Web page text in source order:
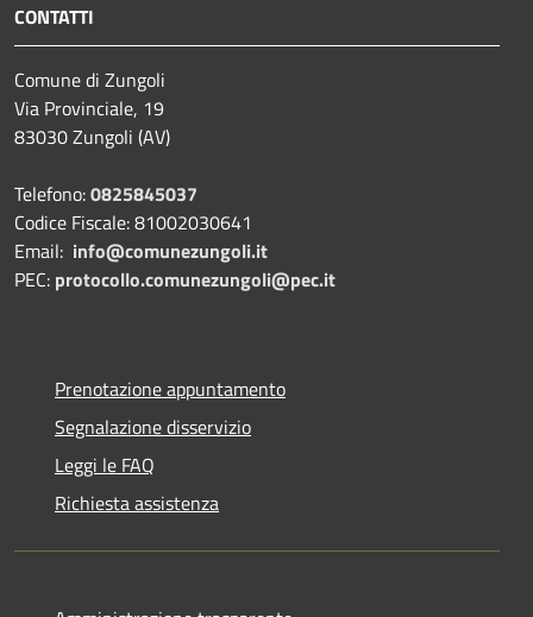
CONTATTI
Comune di Zungoli
Via Provinciale, 19
83030 Zungoli (AV)
Telefono:0825845037
Codice Fiscale: 81002030641
Email: info@comunezungoli.it
PEC: protocollo.comunezungoli@pec.it
Prenotazione appuntamento
Segnalazione disservizio
Leggi le FAQ
Richiesta assistenza